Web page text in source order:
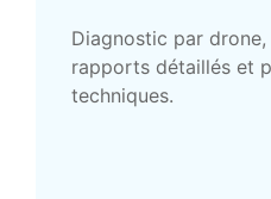
Diagnostic par
rapports détaillés et
techniques.